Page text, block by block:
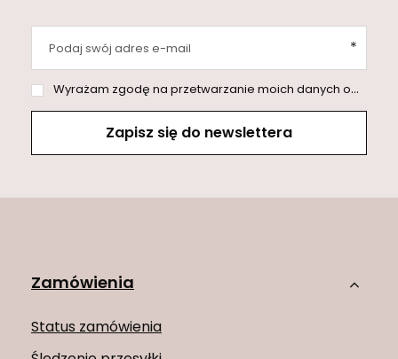
Podaj swój adres e-mail
Wyrażam zgodę na przetwarzanie moich danych osobowych (adres e-mail) na potrzeby wysyłki newslettera z informacją handlową (marketing). Więcej w
Zapisz się do newslettera
Zamówienia
Status zamówienia